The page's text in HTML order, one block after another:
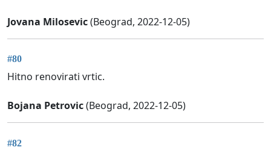
Jovana Milosevic(Beograd, 2022-12-05)
#80
Hitno renovirati vrtic.
Bojana Petrovic(Beograd, 2022-12-05)
#82